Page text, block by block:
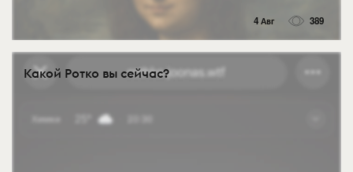
4 Авг 389
Какой Ротко вы сейчас?